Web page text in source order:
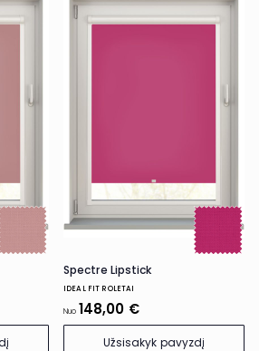
Spectre Lipstick
IDEAL FIT ROLETAI
Nuo 148,00 €
Užsisakyk pavyzdį